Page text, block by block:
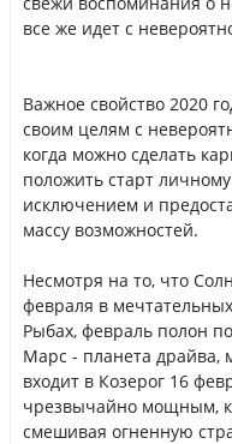
все же идет с
Важное свойство 2020
своим целям с
когда можно сделать
положить старт
исключением и
массу возможностей.
Несмотря на то, что
февраля в
Рыбах, февраль полон
Марс - планета драйва,
входит в Козерог 16
чрезвычайно мощным,
смешивая огненную